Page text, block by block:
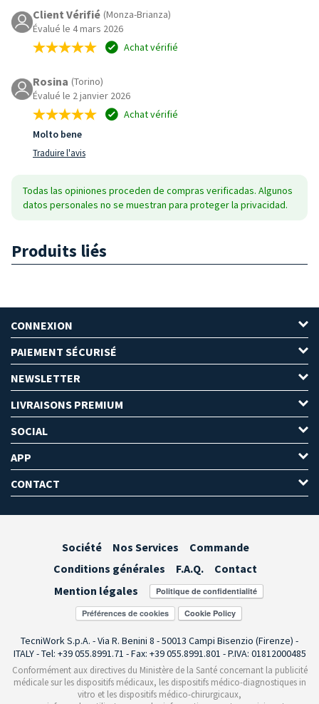
Client Vérifié (Monza-Brianza)
Évalué le 4 mars 2026
Achat vérifié
Rosina (Torino)
Évalué le 2 janvier 2026
Achat vérifié
Molto bene
Traduire l'avis
Todas las opiniones proceden de compras verificadas. Algunos
datos personales no se muestran para proteger la privacidad.
Produits liés
CONNEXION
PAIEMENT SÉCURISÉ
NEWSLETTER
LIVRAISONS PREMIUM
SOCIAL
APP
CONTACT
Société Nos Services
Commande
Conditions générales
F.A.Q.
Contact
Mention légales
Préférences de cookies
TecniWork S.p.A. - Via R. Benini 8 - 50013 Campi Bisenzio (Firenze) -
ITALY - Tel: +39 055.8991.71 - Fax: +39 055.8991.801 - P.IVA: 01812000485
Conformément aux directives du Ministère de la Santé concernant la publicité
médicale sur les dispositifs médicaux, les dispositifs médico-diagnostiques in
vitro et les dispositifs médico-chirurgicaux,